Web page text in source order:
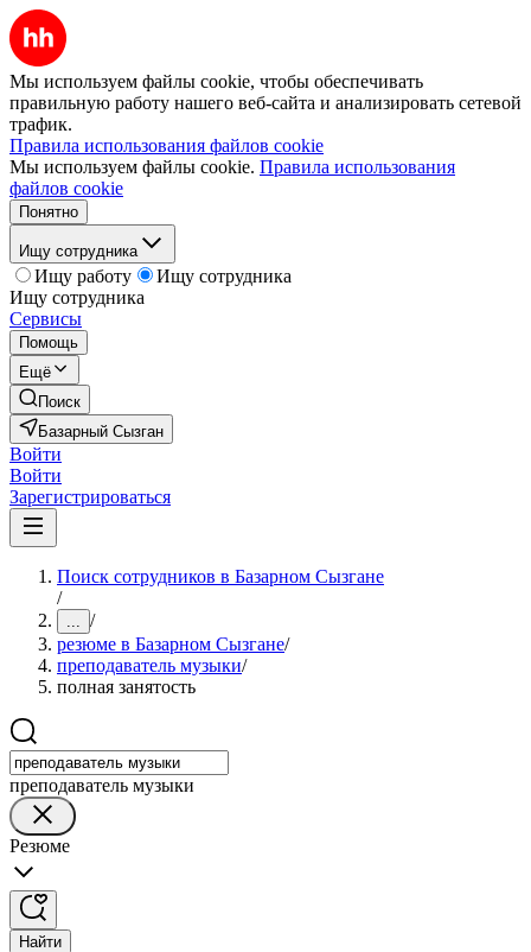
Мы используем файлы cookie, чтобы обеспечивать
правильную работу нашего веб-сайта и анализировать сетевой
трафик.
Правила использования файлов cookie
Мы используем файлы cookie. Правила использования
файлов cookie
Понятно
Ищу сотрудника
Ищу работу
Ищу сотрудника
Ищу сотрудника
Сервисы
Помощь
Ещё
Поиск
Базарный Сызган
Войти
Войти
Зарегистрироваться
Поиск сотрудников в Базарном Сызгане
/
... /
резюме в Базарном Сызгане/
преподаватель музыки/
полная занятость
преподаватель музыки
Резюме
Найти